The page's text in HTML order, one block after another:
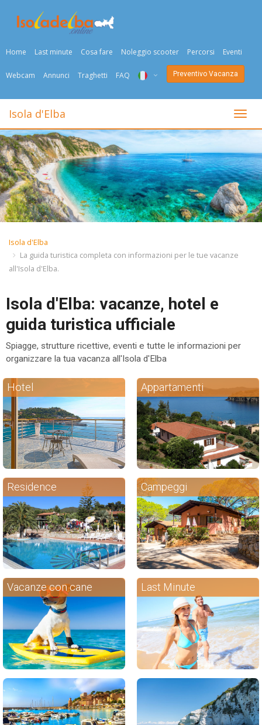
Home Last minute Cosa fare Noleggio scooter Percorsi Eventi
Webcam Annunci Traghetti FAQ
ENG
DEU
NED
FRA
DAN
SLO
Preventivo Vacanza
Togli
Isola d'Elba
Isola d'Elba
La guida turistica completa con informazioni per le tue vacanze
all'Isola d'Elba.
Isola d'Elba: vacanze, hotel e
guida turistica ufficiale
Spiagge, strutture ricettive, eventi e tutte le informazioni per
organizzare la tua vacanza all'Isola d'Elba
Hotel Appartamenti
Residence Campeggi
Vacanze con cane Last Minute